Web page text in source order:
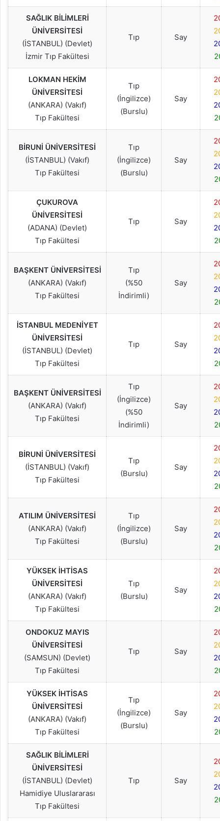
SAĞLIK BİLİMLERİ
ÜNİVERSİTESİ
(İSTANBUL) (Devlet)
İzmir Tıp Fakültesi
Tıp Say
LOKMAN HEKİM
ÜNİVERSİTESİ
(ANKARA) (Vakıf)
Tıp Fakültesi
Tıp
(İngilizce)
(Burslu)
Say
BİRUNİ ÜNİVERSİTESİ
(İSTANBUL) (Vakıf)
Tıp Fakültesi
Tıp
(İngilizce)
(Burslu)
Say
ÇUKUROVA
ÜNİVERSİTESİ
(ADANA) (Devlet)
Tıp Fakültesi
Tıp Say
BAŞKENT ÜNİVERSİTESİ
(ANKARA) (Vakıf)
Tıp Fakültesi
Tıp
(%50
İndirimli)
Say
İSTANBUL MEDENİYET
ÜNİVERSİTESİ
(İSTANBUL) (Devlet)
Tıp Fakültesi
Tıp Say
BAŞKENT ÜNİVERSİTESİ
(ANKARA) (Vakıf)
Tıp Fakültesi
Tıp
(İngilizce)
(%50
İndirimli)
Say
BİRUNİ ÜNİVERSİTESİ
(İSTANBUL) (Vakıf)
Tıp Fakültesi
Tıp
(Burslu)
Say
ATILIM ÜNİVERSİTESİ
(ANKARA) (Vakıf)
Tıp Fakültesi
Tıp
(İngilizce)
(Burslu)
Say
YÜKSEK İHTİSAS
ÜNİVERSİTESİ
(ANKARA) (Vakıf)
Tıp Fakültesi
Tıp
(Burslu)
Say
ONDOKUZ MAYIS
ÜNİVERSİTESİ
(SAMSUN) (Devlet)
Tıp Fakültesi
Tıp Say
YÜKSEK İHTİSAS
ÜNİVERSİTESİ
(ANKARA) (Vakıf)
Tıp Fakültesi
Tıp
(İngilizce)
(Burslu)
Say
SAĞLIK BİLİMLERİ
ÜNİVERSİTESİ
(İSTANBUL) (Devlet)
Hamidiye Uluslararası
Tıp Fakültesi
Tıp Say